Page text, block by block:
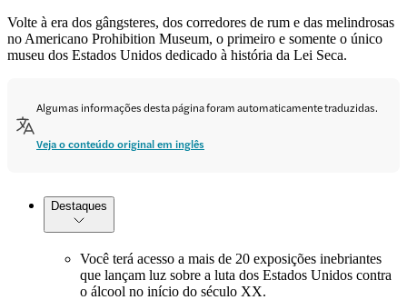
Volte à era dos gângsteres, dos corredores de rum e das melindrosas
no Americano Prohibition Museum, o primeiro e somente o único
museu dos Estados Unidos dedicado à história da Lei Seca.
Algumas informações desta página foram automaticamente traduzidas.
Veja o conteúdo original em inglês
Destaques
Você terá acesso a mais de 20 exposições inebriantes
que lançam luz sobre a luta dos Estados Unidos contra
o álcool no início do século XX.